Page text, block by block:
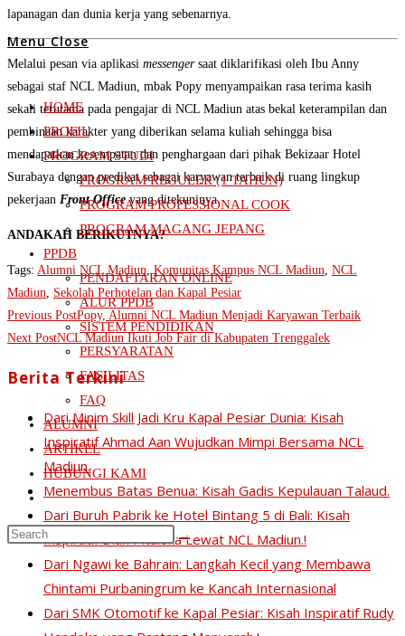
search
Escape
the
search
panel.
Menu Close
HOME
PROFIL
PROGRAM STUDI
PROGRAM REGULER (1 TAHUN)
PROGRAM PROFESSIONAL COOK
PROGRAM MAGANG JEPANG
PPDB
PENDAFTARAN ONLINE
ALUR PPDB
SISTEM PENDIDIKAN
PERSYARATAN
FASILITAS
FAQ
ALUMNI
ARTIKEL
HUBUNGI KAMI
Toggle
website
search
Search
lapanagan dan dunia kerja yang sebenarnya.
Melalui pesan via aplikasi messengersaat diklarifikasi oleh Ibu Anny
sebagai staf NCL Madiun, mbak Popy menyampaikan rasa terima kasih
sekali terutama pada pengajar di NCL Madiun atas bekal keterampilan dan
pembinaan karakter yang diberikan selama kuliah sehingga bisa
mendapatkan kesempatan dan penghargaan dari pihak Bekizaar Hotel
Surabaya dengan predikat sebagai karyawan terbaik di ruang lingkup
pekerjaan Front Office yang ditekuninya.
ANDAKAH BERIKUTNYA?
Tags: Alumni NCL Madiun, Komunitas Kampus NCL Madiun, NCL
Madiun, Sekolah Perhotelan dan Kapal Pesiar
Read
more
articles
Previous PostPopy, Alumni NCL Madiun Menjadi Karyawan Terbaik
Next PostNCL Madiun Ikuti Job Fair di Kabupaten Trenggalek
Berita Terkini
Dari Minim Skill Jadi Kru Kapal Pesiar Dunia: Kisah
Inspiratif Ahmad Aan Wujudkan Mimpi Bersama NCL
Madiun.
Menembus Batas Benua: Kisah Gadis Kepulauan Talaud.
Dari Buruh Pabrik ke Hotel Bintang 5 di Bali: Kisah
Inspiratif Diah Pitaloka Lewat NCL Madiun.!
Dari Ngawi ke Bahrain: Langkah Kecil yang Membawa
Chintami Purbaningrum ke Kancah Internasional
Dari SMK Otomotif ke Kapal Pesiar: Kisah Inspiratif Rudy